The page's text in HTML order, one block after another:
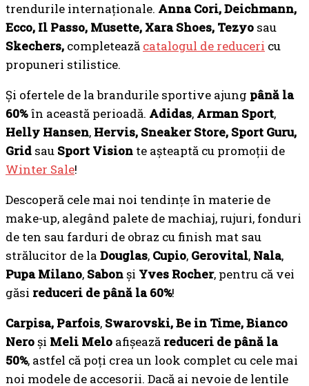
trendurile internaționale. Anna Cori, Deichmann,
Ecco, Il Passo, Musette, Xara Shoes, Tezyo sau
Skechers, completează catalogul de reduceri cu
propuneri stilistice.
Și ofertele de la brandurile sportive ajung până la
60%în această perioadă. Adidas, Arman Sport,
Helly Hansen, Hervis, Sneaker Store, Sport Guru,
Grid sau Sport Vision te așteaptă cu promoții de
Winter Sale!
Descoperă cele mai noi tendințe în materie de
make-up, alegând palete de machiaj, rujuri, fonduri
de ten sau farduri de obraz cu finish mat sau
strălucitor de la Douglas, Cupio, Gerovital, Nala,
Pupa Milano, Sabonși Yves Rocher, pentru că vei
găsi reduceri de până la 60%!
Carpisa, Parfois, Swarovski, Be in Time, Bianco
Neroși Meli Melo afișează reduceri de până la
50%, astfel că poți crea un look complet cu cele mai
noi modele de accesorii. Dacă ai nevoie de lentile